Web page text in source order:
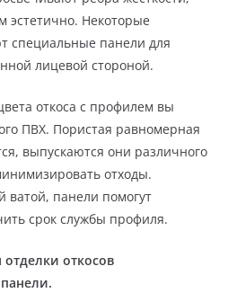
эстетично. Некоторые
специальные панели для
лицевой стороной.
откоса с профилем вы
ПВХ. Пористая равномерная
выпускаются они различного
отходы.
панели помогут
срок службы профиля.
откосов